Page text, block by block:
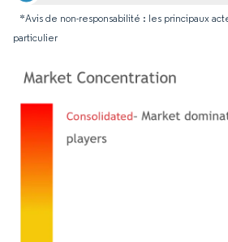
*Avis de non-responsabilité : les principaux
particulier